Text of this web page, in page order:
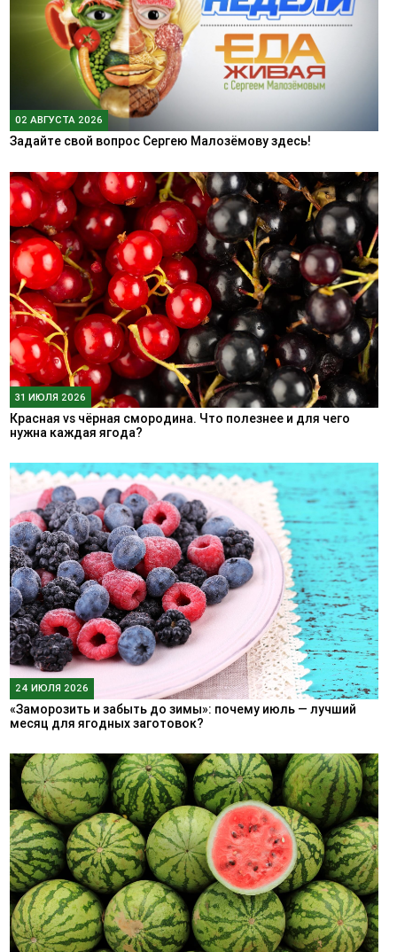
02 АВГУСТА 2026
Задайте свой вопрос Сергею Малозёмову здесь!
31 ИЮЛЯ 2026
Красная vs чёрная смородина. Что полезнее и для чего
нужна каждая ягода?
24 ИЮЛЯ 2026
«Заморозить и забыть до зимы»: почему июль — лучший
месяц для ягодных заготовок?